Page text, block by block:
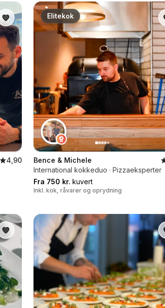
4,90
Elitekok
Bence & Michele
International kokkeduo · Pizzaeksperter
Fra 750 kr. kuvert
Inkl. kok, råvarer og oprydning